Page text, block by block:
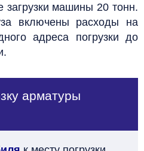
загрузки машины 20 тонн.
включены расходы на
адреса погрузки до
арматуры